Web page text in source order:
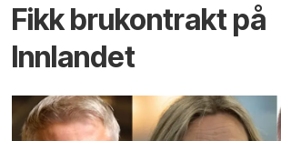
Fikk brukontrakt på
Innlandet